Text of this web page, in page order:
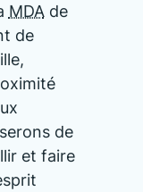
MDAde
de
de
et faire